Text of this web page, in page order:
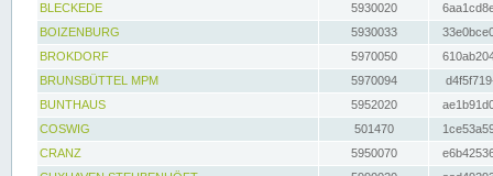
BLECKEDE
5930020
BOIZENBURG
5930033
BROKDORF
5970050
BRUNSBÜTTEL MPM
5970094
BUNTHAUS
5952020
COSWIG
501470
CRANZ
5950070